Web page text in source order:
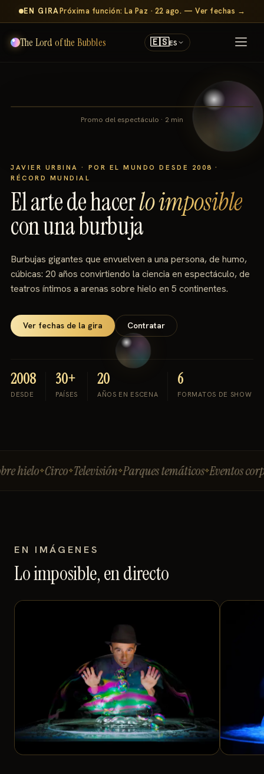
EN GIRAPróxima función: La Paz · 22 ago. — Ver fechas →
The Lord of the Bubbles 🇪🇸ES
JAVIER URBINA · POR EL MUNDO DESDE 2008 ·
RÉCORD MUNDIAL
El arte de hacerlo imposible
con una burbuja
Burbujas gigantes que envuelven a una persona, de humo,
cúbicas: 20 años convirtiendo la ciencia en espectáculo, de
teatros íntimos a arenas sobre hielo en 5 continentes.
Ver fechas de la gira Contratar
2008
DESDE
30+
PAÍSES
20
AÑOS EN ESCENA
6
FORMATOS DE SHOW
Promo del espectáculo · 2 min
Circo Televisión Parques temáticos Eventos
EN IMÁGENES
Lo imposible, en directo